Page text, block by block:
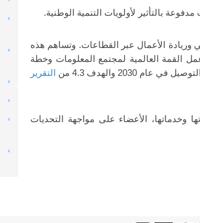
وريادة الأعمال عبر القطاعات. وتساهم هذه
القمة العالمية لمجتمع المعلومات وخطة
التقرير
وخدماتها، الأعضاء على مواجهة التحديات